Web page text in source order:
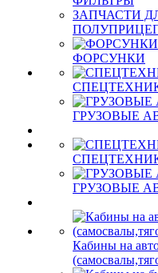
ЗАПЧАСТИ
ФОРСУНКИ
ГРУЗОВЫЕ
ГРУЗОВЫЕ
Кабины на